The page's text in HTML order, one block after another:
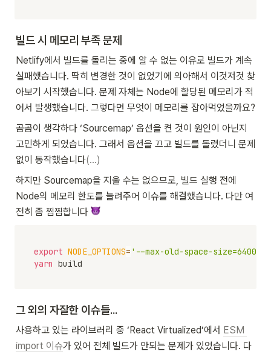
빌드 시 메모리 부족 문제
Netlify에서 빌드를 돌리는 중에 알 수 없는 이유로 빌드가 계속
실패했습니다. 딱히 변경한 것이 없었기에 의아해서 이것저것 찾
아보기 시작했습니다. 문제 자체는 Node에 할당된 메모리가 적
어서 발생했습니다. 그렇다면 무엇이 메모리를 잡아먹었을까요?
곰곰이 생각하다 ‘Sourcemap’ 옵션을 켠 것이 원인이 아닌지
고민하게 되었습니다. 그래서 옵션을 끄고 빌드를 돌렸더니 문제
없이 동작했습니다(...)
하지만 Sourcemap을 지울 수는 없으므로, 빌드 실행 전에
Node의 메모리 한도를 늘려주어 이슈를 해결했습니다. 다만 여
전히 좀 찜찜합니다
export NODE_OPTIONS= '--max-old-space-size=6400'
yarn build
그 외의 자잘한 이슈들...
사용하고 있는 라이브러리 중 ‘React Virtualized’에서 ESM
import 이슈가 있어 전체 빌드가 안되는 문제가 있었습니다. 다